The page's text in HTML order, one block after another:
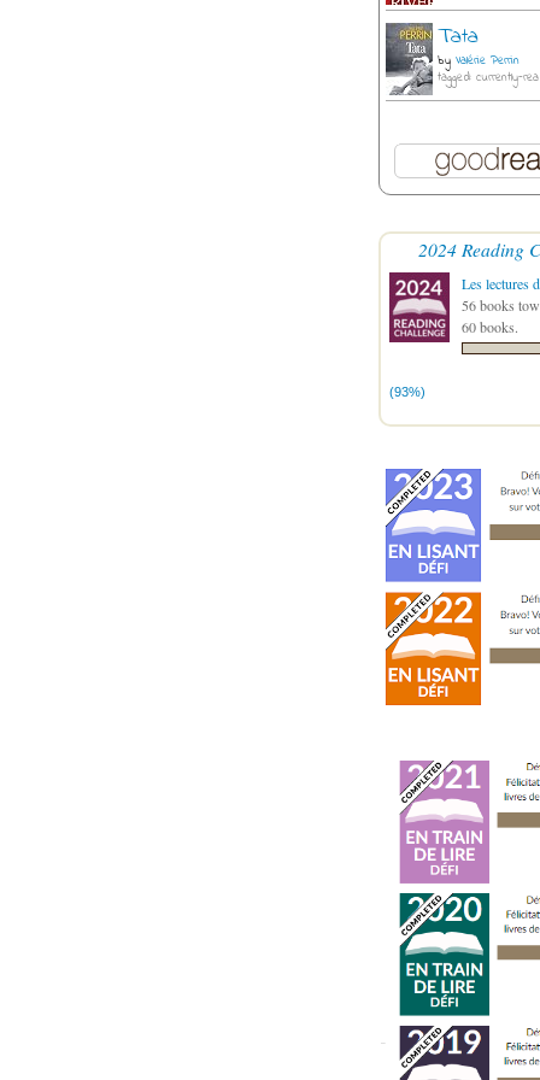
Tata
by Valérie Perrin
tagged: currently-
2024 Reading
Les lectures
56 books
60 books.
(93%)